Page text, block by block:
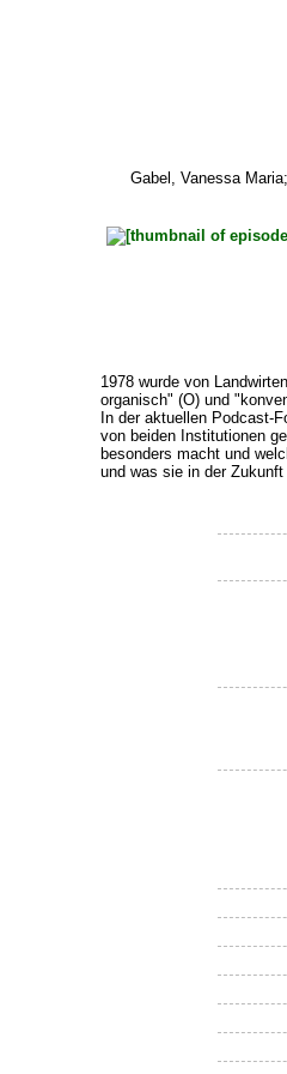
Gabel, Vanessa Maria;
1978 wurde von
organisch" (O) und
In der aktuellen Podcast-
von beiden Institutionen
besonders macht und
und was sie in der